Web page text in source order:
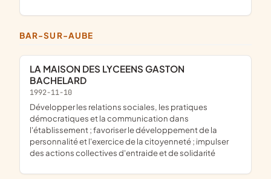
BAR-SUR-AUBE
LA MAISON DES LYCEENS GASTON
BACHELARD
1992-11-10
Développer les relations sociales, les pratiques
démocratiques et la communication dans
l'établissement ; favoriser le développement de la
personnalité et l'exercice de la citoyenneté ; impulser
des actions collectives d'entraide et de solidarité